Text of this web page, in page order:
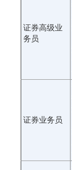
证券高级业
务员
证券业务员